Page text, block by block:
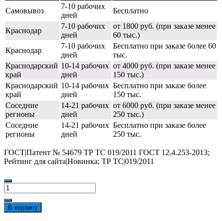
Самовывоз
7-10 рабочих
дней
Бесплатно
Краснодар
7-10 рабочих
дней
от 1800 руб. (при заказе менее
60 тыс.)
Краснодар
7-10 рабочих
дней
Бесплатно при заказе более 60
тыс.
Краснодарский
край
10-14 рабочих
дней
от 4000 руб. (при заказе менее
150 тыс.)
Краснодарский
край
10-14 рабочих
дней
Бесплатно при заказе более
150 тыс.
Соседние
регионы
14-21 рабочих
дней
от 6000 руб. (при заказе менее
250 тыс.)
Соседние
регионы
14-21 рабочих
дней
Бесплатно при заказе более
250 тыс.
ГОСТ|Патент № 54679 ТР ТС 019/2011 ГОСТ 12.4.253-2013;
Рейтинг для сайта|Новинка; ТР ТС|019/2011
Количество
товара
Очки
газосварщика
В корзину